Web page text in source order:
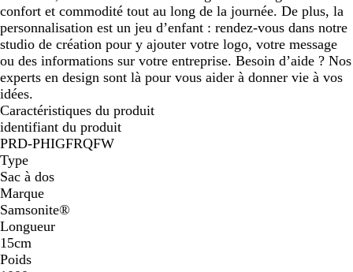
confort et commodité tout au long de la journée. De plus, la
personnalisation est un jeu d’enfant : rendez-vous dans notre
studio de création pour y ajouter votre logo, votre message
ou des informations sur votre entreprise. Besoin d’aide ? Nos
experts en design sont là pour vous aider à donner vie à vos
idées.
Caractéristiques du produit
identifiant du produit
PRD-PHIGFRQFW
Type
Sac à dos
Marque
Samsonite®
Longueur
15cm
Poids